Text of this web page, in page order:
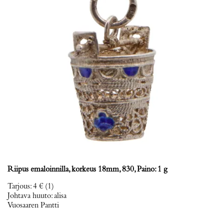
Riipus emaloinnilla, korkeus 18mm, 830, Paino: 1 g
Tarjous:4 € (1)
Johtava huuto:alisa
Vuosaaren Pantti